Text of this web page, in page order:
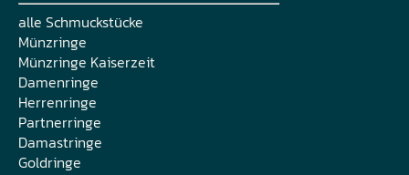
alle Schmuckstücke
Münzringe
Münzringe Kaiserzeit
Damenringe
Herrenringe
Partnerringe
Damastringe
Goldringe